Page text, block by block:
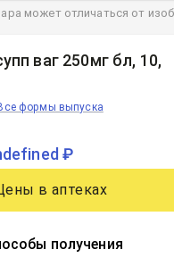
ваг 250мг бл, 10,
формы выпуска
₽
в аптеках
получения
может отличаться от